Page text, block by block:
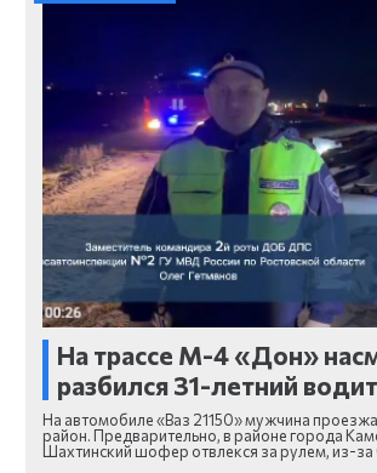
На трассе М-4 «Дон»
разбился 31-летний
На автомобиле «Ваз 21150» мужчина
район. Предварительно, в районе города
Шахтинский шофер отвлекся за рулем, из-за